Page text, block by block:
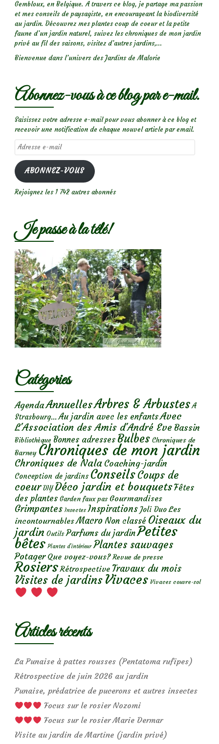
Gembloux, en Belgique. A travers ce blog, je partage ma passion
et mes conseils de paysagiste, en encourageant la biodiversité
au jardin. Découvrez mes plantes coup de coeur et la petite
faune d’un jardin naturel, suivez les chroniques de mon jardin
privé au fil des saisons, visitez d’autres jardins,...
Bienvenue dans l’univers des Jardins de Malorie
Abonnez-vous à ce blog par e-mail.
Saisissez votre adresse e-mail pour vous abonner à ce blog et
recevoir une notification de chaque nouvel article par email.
Adresse
e-
mail
ABONNEZ-VOUS
Rejoignez les 1 742 autres abonnés
Je passe à la télé!
Catégories
AgendaAnnuellesArbres & Arbustes A
Strasbourg... Au jardin avec les enfantsAvec
L'Association des Amis d'André Eve Bassin
Bibliothèque Bonnes adresses Bulbes Chroniques de
Barney Chroniques de mon jardin
Chroniques de Nala Coaching-jardin
Conception de jardins ConseilsCoups de
coeur DIY Déco jardin et bouquetsFêtes
des plantes Garden faux pas Gourmandises
Grimpantes Insectes Inspirations Joli Duo Les
incontournables Macro Non classé Oiseaux du
jardin Outils Parfums du jardinPetites
bêtes Plantes d’intérieur Plantes sauvages
Potager Que voyez-vous? Revue de presse
Rosiers Rétrospective Travaux du mois
Visites de jardins Vivaces Vivaces couvre-sol
Articles récents
La Punaise à pattes rousses (Pentatoma rufipes)
Rétrospective de juin 2026 au jardin
Punaise, prédatrice de pucerons et autres insectes
Focus sur le rosier Nozomi
Focus sur le rosier Marie Dermar
Visite au jardin de Martine (jardin privé)